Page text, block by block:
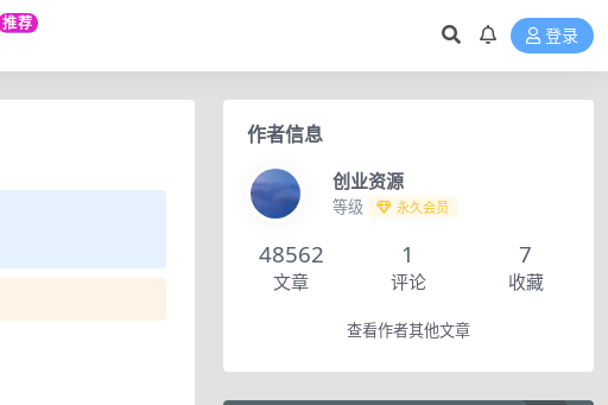
推荐
登录
作者信息
创业资源
等级 永久会员
48562
文章
1
评论
7
收藏
查看作者其他文章